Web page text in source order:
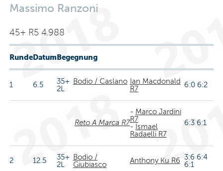
Massimo Ranzoni
45+ R5 4.988
RundeDatumBegegnung
1 6.5
35+
2L
Bodio / Caslano Ian Macdonald
R7
6:0 6:2
Reto A Marca R7
- Marco Jardini
R7
- Ismael
Radaelli R7
6:3 6:1
2 12.5
35+
2L
Bodio /
Giubiasco
Anthony Ku R6 3:6 6:4
6:1